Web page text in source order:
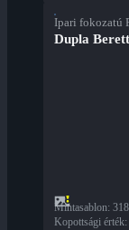
Ipari fokozatú
Dupla
Mintasablon: 318
Kopottsági érték: